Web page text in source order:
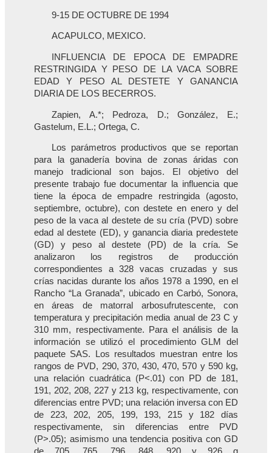
9-15 DE OCTUBRE DE 1994
ACAPULCO, MEXICO.
INFLUENCIA DE EPOCA DE EMPADRE
RESTRINGIDA Y PESO DE LA VACA SOBRE
EDAD Y PESO AL DESTETE Y GANANCIA
DIARIA DE LOS BECERROS.
Zapien, A.*; Pedroza, D.; González, E.;
Gastelum, E.L.; Ortega, C.
Los parámetros productivos que se reportan
para la ganadería bovina de zonas áridas con
manejo tradicional son bajos. El objetivo del
presente trabajo fue documentar la influencia que
tiene la época de empadre restringida (agosto,
septiembre, octubre), con destete en enero y del
peso de la vaca al destete de su cría (PVD) sobre
edad al destete (ED), y ganancia diaria predestete
(GD) y peso al destete (PD) de la cría. Se
analizaron los registros de producción
correspondientes a 328 vacas cruzadas y sus
crías nacidas durante los años 1978 a 1990, en el
Rancho “La Granada”, ubicado en Carbó, Sonora,
en áreas de matorral arbosufrutescente, con
temperatura y precipitación media anual de 23 C y
310 mm, respectivamente. Para el análisis de la
información se utilizó el procedimiento GLM del
paquete SAS. Los resultados muestran entre los
rangos de PVD, 290, 370, 430, 470, 570 y 590 kg,
una relación cuadrática (P<.01) con PD de 181,
191, 202, 208, 227 y 213 kg, respectivamente, con
diferencias entre PVD; una relación inversa con ED
de 223, 202, 205, 199, 193, 215 y 182 días
respectivamente, sin diferencias entre PVD
(P>.05); asimismo una tendencia positiva con GD